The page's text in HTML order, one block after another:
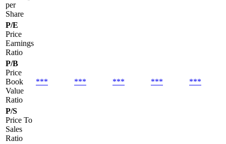
per
Share
P/E
Price
Earnings
Ratio
P/B
Price
Book
Value
Ratio
*** *** *** *** ***
P/S
Price To
Sales
Ratio